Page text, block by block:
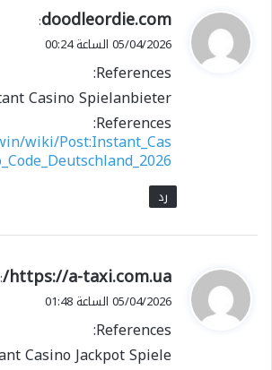
ي
ق
ل
doodleordie.com
:
05/04/2026 الساعة 00:24
References:
Casino Spielanbieter
References:
wiki/Post:Instant_Cas
رد
ي
ق
ل
https://a-taxi.com.ua/
:
05/04/2026 الساعة 01:48
References:
Casino Jackpot Spiele